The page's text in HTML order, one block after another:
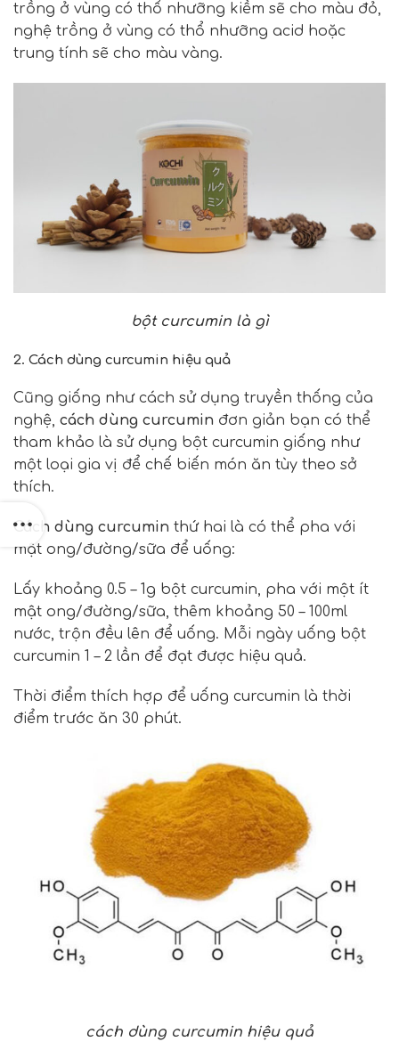
trồng ở vùng có thổ nhưỡng kiềm sẽ cho màu đỏ,
nghệ trồng ở vùng có thổ nhưỡng acid hoặc
trung tính sẽ cho màu vàng.
bột curcumin là gì
2. Cách dùng curcumin hiệu quả
Cũng giống như cách sử dụng truyền thống của
nghệ, cách dùng curcumin đơn giản bạn có thể
tham khảo là sử dụng bột curcumin giống như
một loại gia vị để chế biến món ăn tùy theo sở
thích.
Cách dùng curcumin thứ hai là có thể pha với
mật ong/đường/sữa để uống:
Lấy khoảng 0.5 – 1g bột curcumin, pha với một ít
mật ong/đường/sữa, thêm khoảng 50 – 100ml
nước, trộn đều lên để uống. Mỗi ngày uống bột
curcumin 1 – 2 lần để đạt được hiệu quả.
Thời điểm thích hợp để uống curcumin là thời
điểm trước ăn 30 phút.
cách dùng curcumin hiệu quả